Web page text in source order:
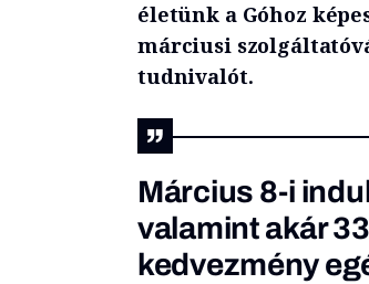
életünk a Góhoz
márciusi
tudnivalót.
Március 8-i
valamint akár
kedvezmény